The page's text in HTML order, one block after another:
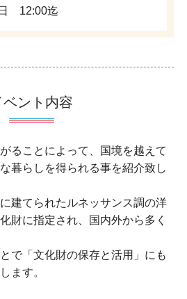
12:00迄
ベント内容
ることによって、国境を越えて
暮らしを得られる事を紹介致し
建てられたルネッサンス調の洋
財に指定され、国内外から多く
で「文化財の保存と活用」にも
ます。